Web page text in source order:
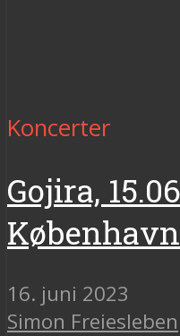
Koncerter
Gojira,
København
16. juni 2023
Simon Freiesleben